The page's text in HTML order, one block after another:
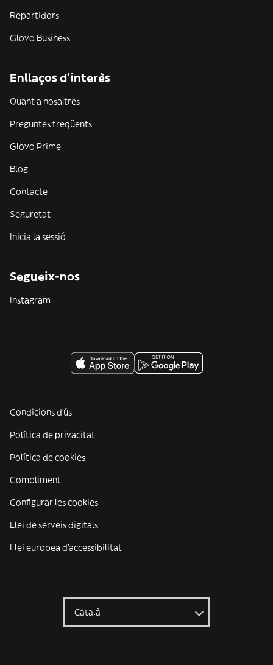
Repartidors
Glovo Business
Enllaços d'interès
Quant a nosaltres
Preguntes freqüents
Glovo Prime
Blog
Contacte
Seguretat
Inicia la sessió
Segueix-nos
Instagram
Condicions d'ús
Política de privacitat
Política de cookies
Compliment
Configurar les cookies
Llei de serveis digitals
Llei europea d'accessibilitat